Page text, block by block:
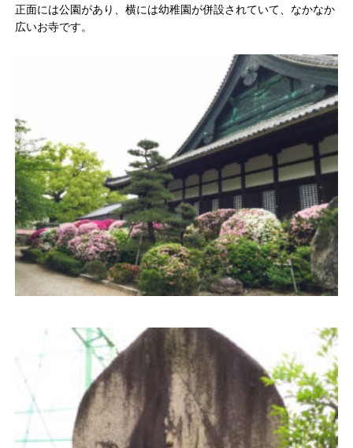
正面には公園があり、横には幼稚園が併設されていて、なかなか
広いお寺です。